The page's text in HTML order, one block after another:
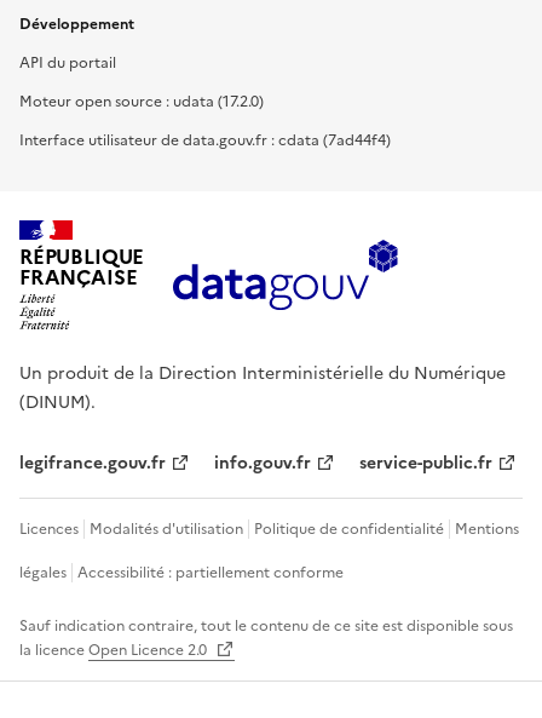
Développement
API du portail
Moteur open source : udata (17.2.0)
Interface utilisateur de data.gouv.fr : cdata (7ad44f4)
RÉPUBLIQUE
FRANÇAISE
Un produit de la Direction Interministérielle du Numérique
(DINUM).
legifrance.gouv.fr info.gouv.fr service-public.fr
Licences Modalités d'utilisation Politique de confidentialité Mentions
légales Accessibilité : partiellement conforme
Sauf indication contraire, tout le contenu de ce site est disponible sous
la licenceOpen Licence 2.0